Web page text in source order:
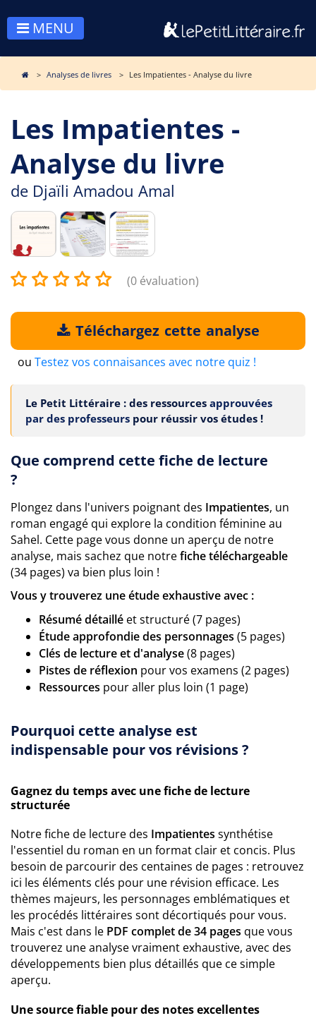
MENU
Analyses de livres Les Impatientes - Analyse du livre
Les Impatientes -
Analyse du livre
de Djaïli Amadou Amal
(0 évaluation)
Téléchargez cette analyse
ou Testez vos connaisances avec notre quiz !
Le Petit Littéraire : des ressources approuvées
par des professeurs pour réussir vos études !
Que comprend cette fiche de lecture
?
Plongez dans l'univers poignant des Impatientes, un
roman engagé qui explore la condition féminine au
Sahel. Cette page vous donne un aperçu de notre
analyse, mais sachez que notrefiche téléchargeable
(34 pages) va bien plus loin !
Vous y trouverez une étude exhaustive avec :
Résumé détaillé et structuré (7 pages)
Étude approfondie des personnages (5 pages)
Clés de lecture et d'analyse(8 pages)
Pistes de réflexion pour vos examens (2 pages)
Ressources pour aller plus loin (1 page)
Pourquoi cette analyse est
indispensable pour vos révisions ?
Gagnez du temps avec une fiche de lecture
structurée
Notre fiche de lecture des Impatientes synthétise
l'essentiel du roman en un format clair et concis. Plus
besoin de parcourir des centaines de pages : retrouvez
ici les éléments clés pour une révision efficace. Les
thèmes majeurs, les personnages emblématiques et
les procédés littéraires sont décortiqués pour vous.
Mais c'est dans le PDF complet de 34 pages que vous
trouverez une analyse vraiment exhaustive, avec des
développements bien plus détaillés que ce simple
aperçu.
Une source fiable pour des notes excellentes